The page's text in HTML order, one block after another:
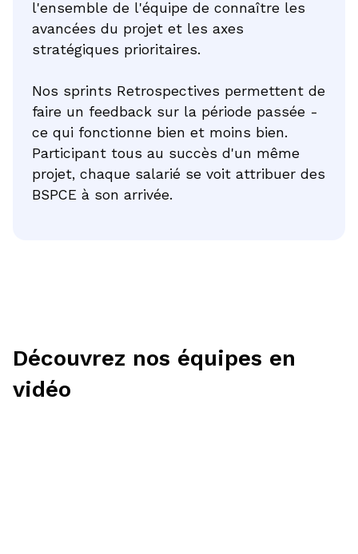
l'ensemble de l'équipe de connaître les
avancées du projet et les axes
stratégiques prioritaires.
Nos sprints Retrospectives permettent de
faire un feedback sur la période passée -
ce qui fonctionne bien et moins bien.
Participant tous au succès d'un même
projet, chaque salarié se voit attribuer des
BSPCE à son arrivée.
Découvrez nos équipes en
vidéo